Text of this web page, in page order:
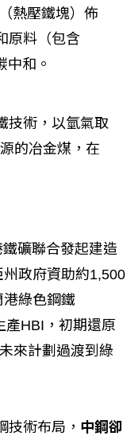
熱壓鐵塊）佈
原料（包含
中和。
技術，以氫氣取
的冶金煤，在
礦聯合發起建造
政府資助約1,500
港綠色鋼鐵
產HBI，初期還原
來計劃過渡到綠
技術布局， 中鋼卻